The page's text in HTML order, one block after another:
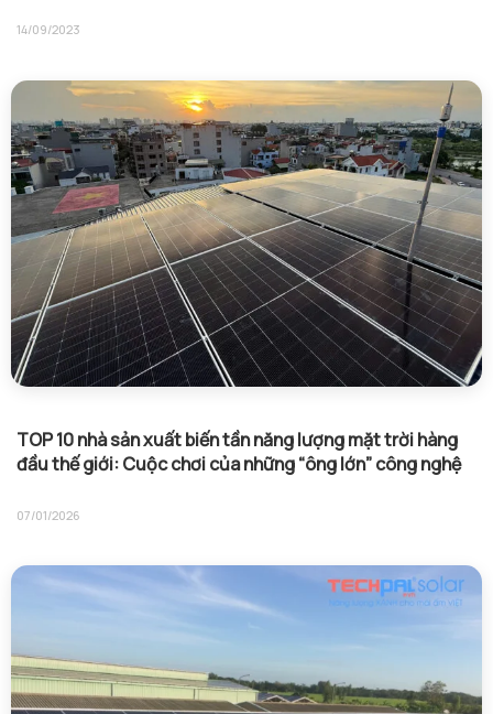
14/09/2023
TOP 10 nhà sản xuất biến tần năng lượng mặt trời hàng
đầu thế giới: Cuộc chơi của những “ông lớn” công nghệ
07/01/2026